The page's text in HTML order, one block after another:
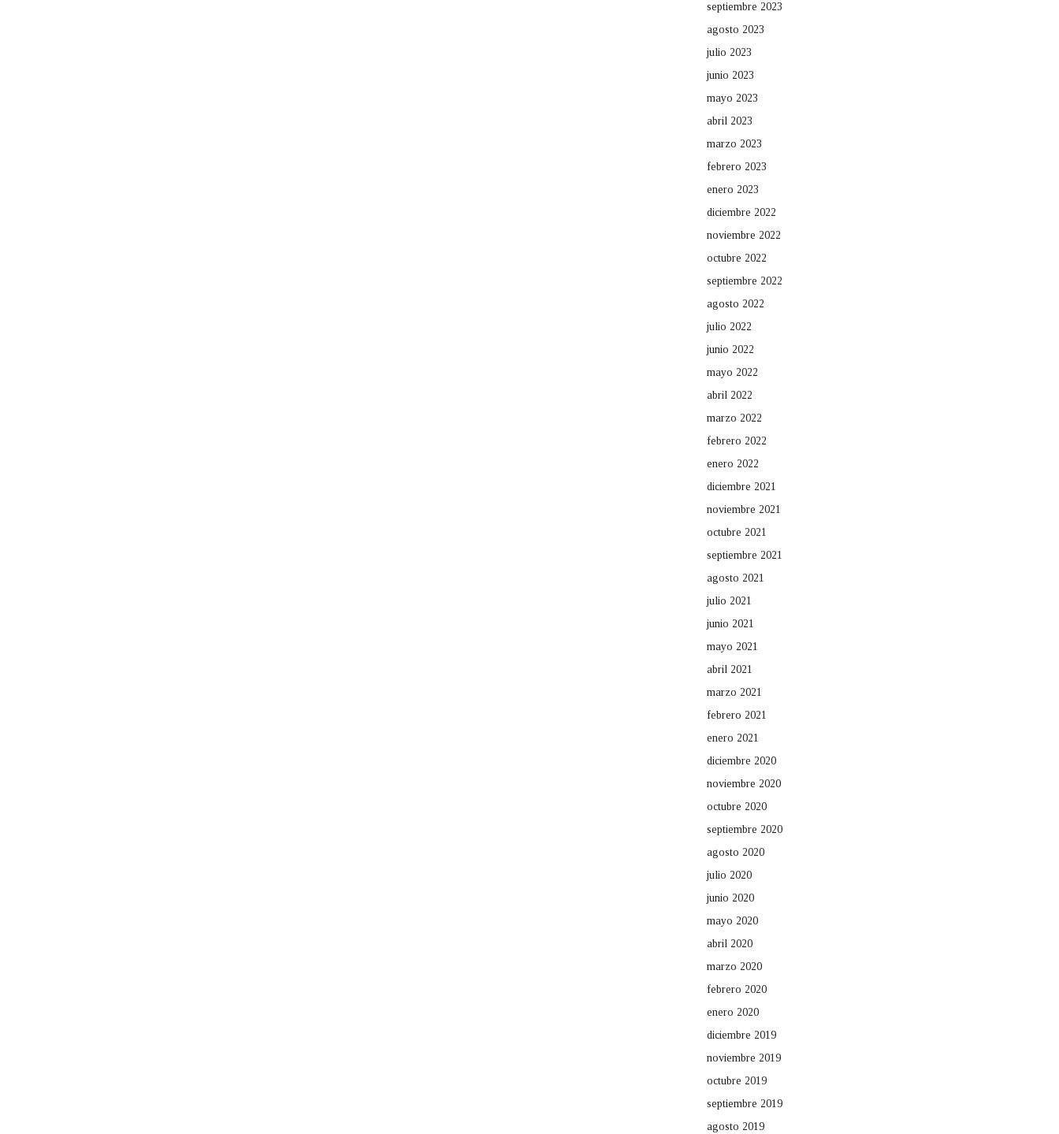
septiembre 2023
agosto 2023
julio 2023
junio 2023
mayo 2023
abril 2023
marzo 2023
febrero 2023
enero 2023
diciembre 2022
noviembre 2022
octubre 2022
septiembre 2022
agosto 2022
julio 2022
junio 2022
mayo 2022
abril 2022
marzo 2022
febrero 2022
enero 2022
diciembre 2021
noviembre 2021
octubre 2021
septiembre 2021
agosto 2021
julio 2021
junio 2021
mayo 2021
abril 2021
marzo 2021
febrero 2021
enero 2021
diciembre 2020
noviembre 2020
octubre 2020
septiembre 2020
agosto 2020
julio 2020
junio 2020
mayo 2020
abril 2020
marzo 2020
febrero 2020
enero 2020
diciembre 2019
noviembre 2019
octubre 2019
septiembre 2019
agosto 2019